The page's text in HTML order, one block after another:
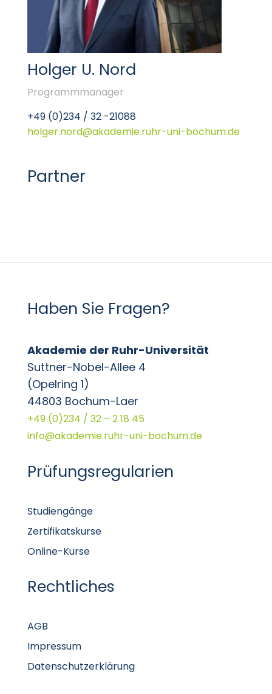
Holger U. Nord
Programmmanager
+49 (0)234 / 32 -21088
holger.nord@akademie.ruhr-uni-bochum.de
Partner
Haben Sie Fragen?
Akademie der Ruhr-Universität
Suttner-Nobel-Allee 4
(Opelring 1)
44803 Bochum-Laer
+49 (0)234 / 32 – 2 18 45
info@akademie.ruhr-uni-bochum.de
Prüfungsregularien
Studiengänge
Zertifikatskurse
Online-Kurse
Rechtliches
AGB
Impressum
Datenschutzerklärung